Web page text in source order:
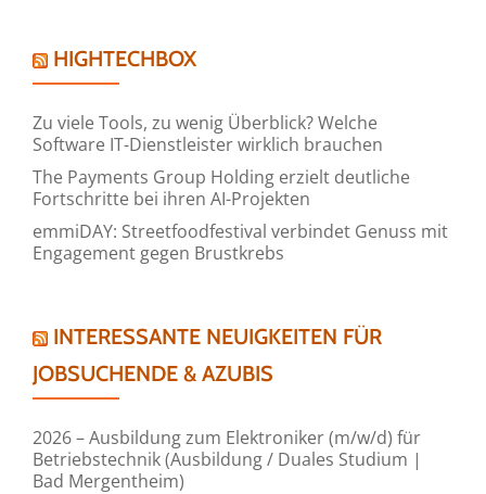
HIGHTECHBOX
Zu viele Tools, zu wenig Überblick? Welche
Software IT-Dienstleister wirklich brauchen
The Payments Group Holding erzielt deutliche
Fortschritte bei ihren AI-Projekten
emmiDAY: Streetfoodfestival verbindet Genuss mit
Engagement gegen Brustkrebs
INTERESSANTE NEUIGKEITEN FÜR
JOBSUCHENDE & AZUBIS
2026 – Ausbildung zum Elektroniker (m/w/d) für
Betriebstechnik (Ausbildung / Duales Studium |
Bad Mergentheim)